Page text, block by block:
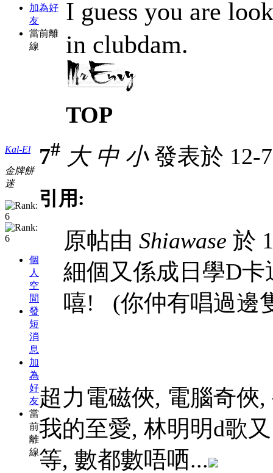
加為好
友
當前離
線
I guess you are
in clubdam.
TOP
Kal-El
金牌餅
迷
個
人
空
間
發
短
消
息
加
為
好
友
當
前
離
線
7# 大 中 小發表於 12-
引用:
原帖由 Shiawase 於
細個又係成日學D卡
嘻! (你仲有唱過邊
超力電磁俠, 電腦奇俠
我的至愛, 林明明d歌
等, 數都數唔哂...